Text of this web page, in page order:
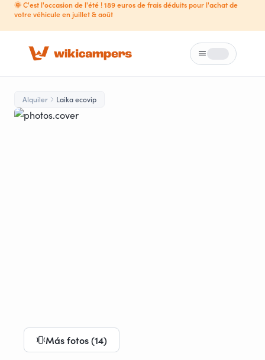
🌞 C'est l'occasion de l'été ! 189 euros de frais déduits pour l'achat de
votre véhicule en juillet & août
Loading...
Alquiler Laika ecovip
Más fotos (14)